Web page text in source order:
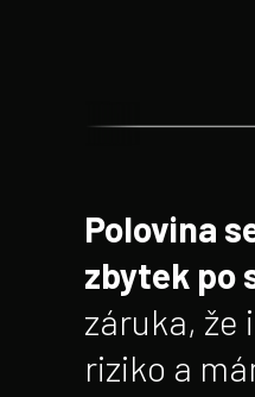
Polovina
zbytek po
záruka, že
riziko a